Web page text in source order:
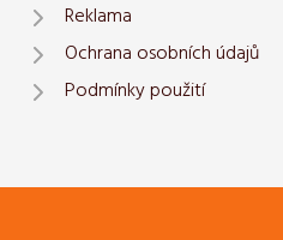
Reklama
Ochrana osobních údajů
Podmínky použití